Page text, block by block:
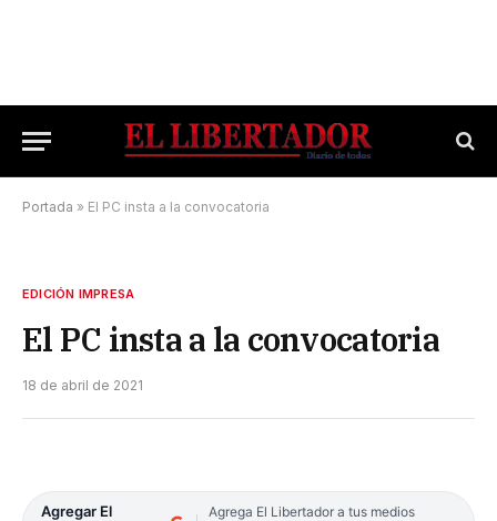
Portada » El PC insta a la convocatoria
EDICIÓN IMPRESA
El PC insta a la convocatoria
18 de abril de 2021
Agregar El
Agrega El Libertador a tus medios